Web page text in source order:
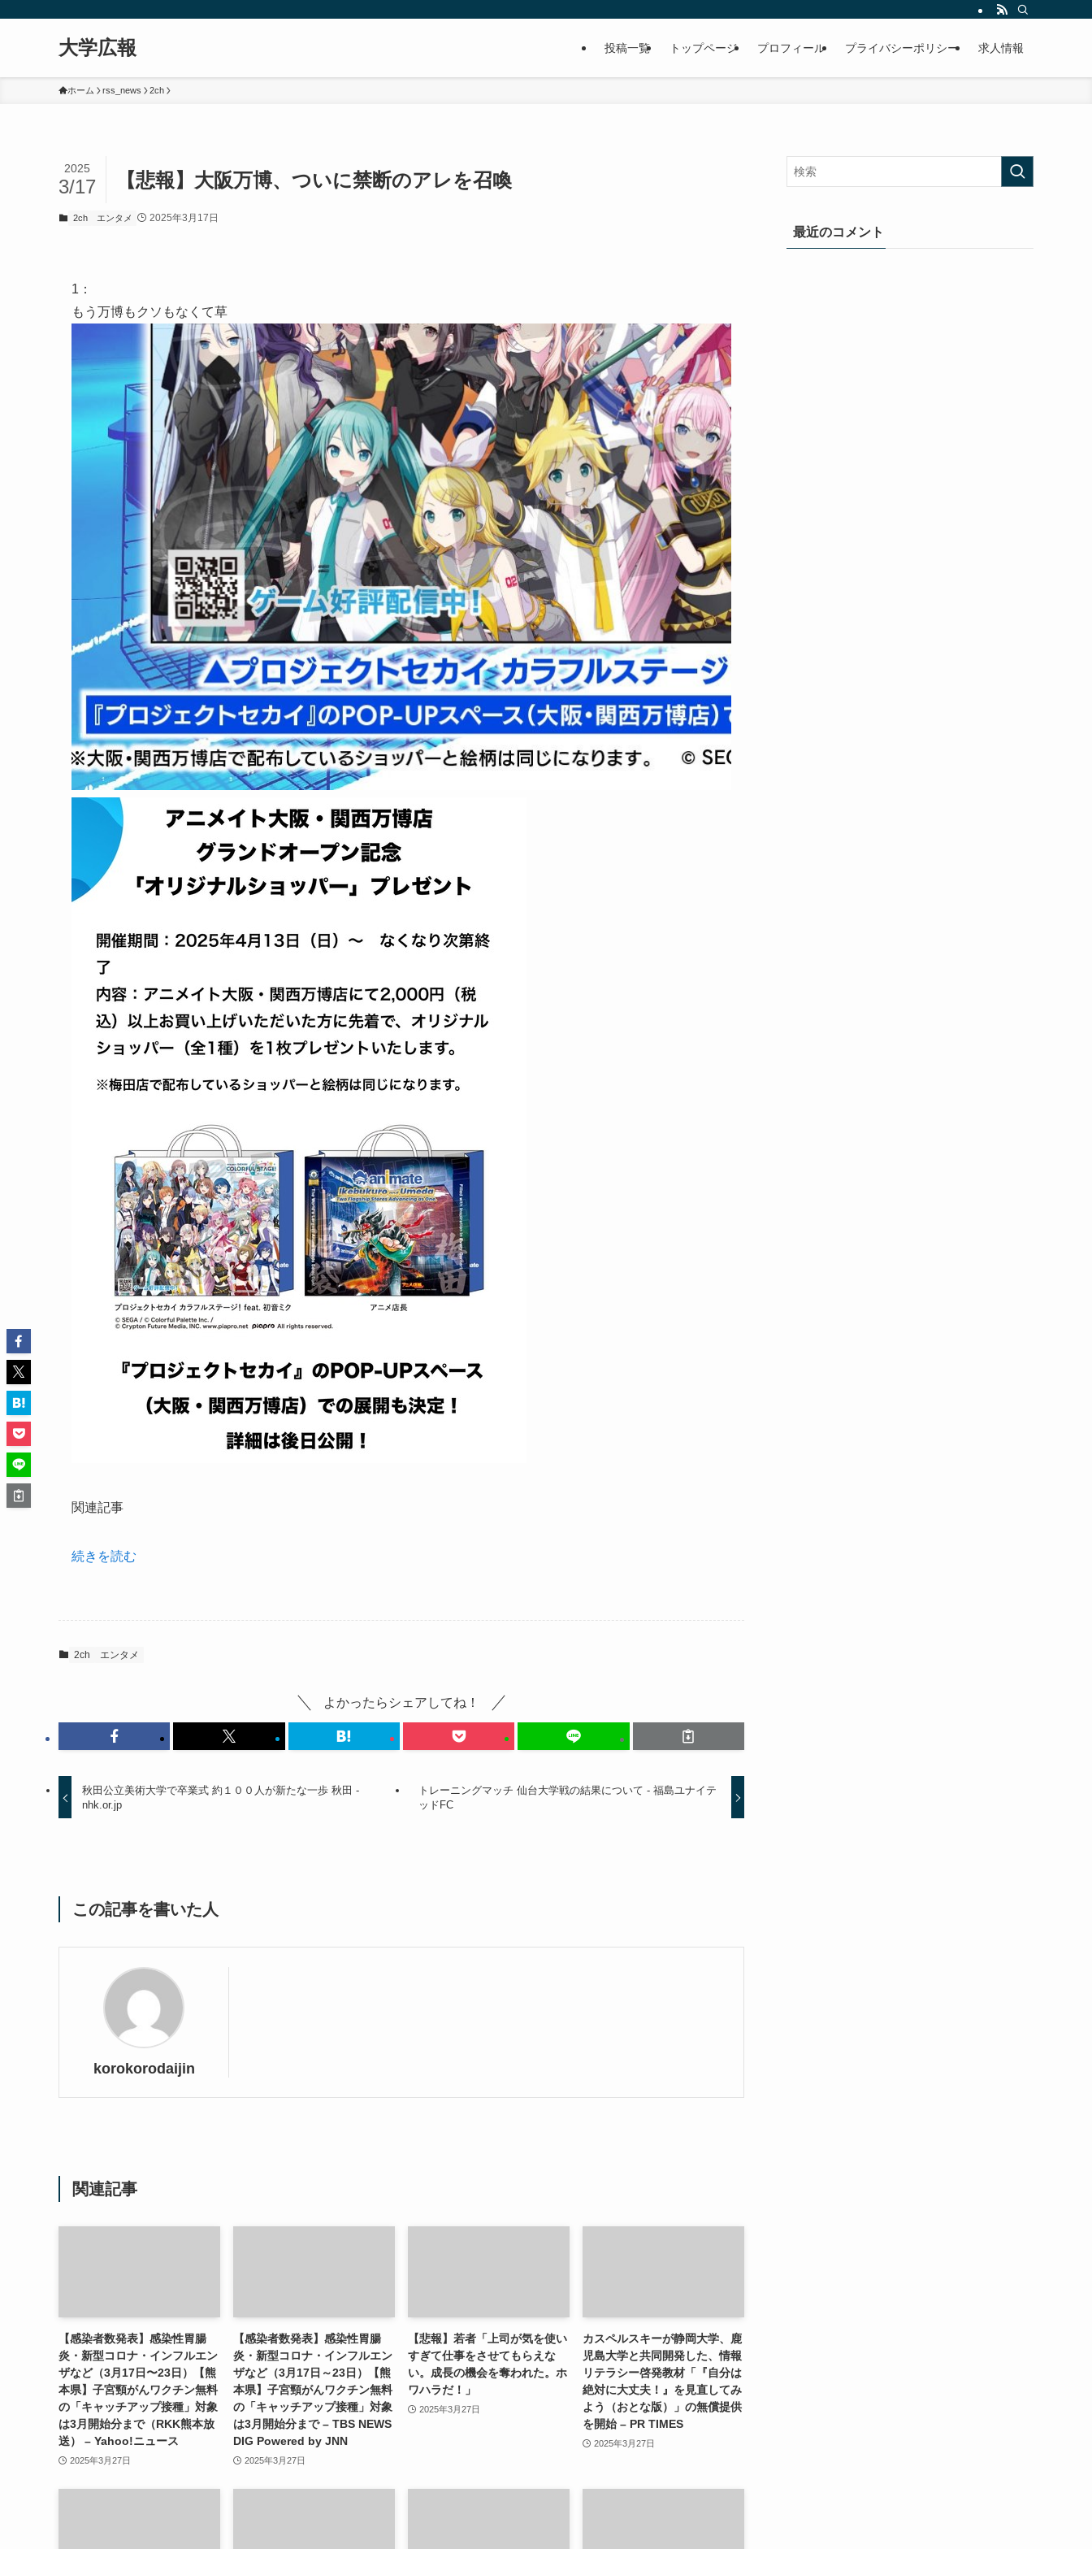
大学広報 投稿一覧 トップページ プロフィール プライバシーポリシー 求人情報
ホーム rss_news 2ch
【悲報】大阪万博、ついに禁断のアレを召喚
2025
3/17
2ch エンタメ 2025年3月17日
1 ：
もう万博もクソもなくて草
関連記事
続きを読む
2ch エンタメ
よかったらシェアしてね！
秋田公立美術大学で卒業式 約１００人が新たな一歩 秋田 -
nhk.or.jp
トレーニングマッチ 仙台大学戦の結果について - 福島ユナイテ
ッドFC
この記事を書いた人
korokorodaijin
関連記事
【感染者数発表】感染性胃腸
炎・新型コロナ・インフルエン
ザなど（3月17日〜23日）【熊
本県】子宮頸がんワクチン無料
の「キャッチアップ接種」対象
は3月開始分まで（RKK熊本放
送） – Yahoo!ニュース
2025年3月27日
【感染者数発表】感染性胃腸
炎・新型コロナ・インフルエン
ザなど（3月17日～23日）【熊
本県】子宮頸がんワクチン無料
の「キャッチアップ接種」対象
は3月開始分まで – TBS NEWS
DIG Powered by JNN
2025年3月27日
【悲報】若者「上司が気を使い
すぎて仕事をさせてもらえな
い。成長の機会を奪われた。ホ
ワハラだ！」
2025年3月27日
カスペルスキーが静岡大学、鹿
児島大学と共同開発した、情報
リテラシー啓発教材「『自分は
絶対に大丈夫！』を見直してみ
よう（おとな版）」の無償提供
を開始 – PR TIMES
2025年3月27日
最近のコメント